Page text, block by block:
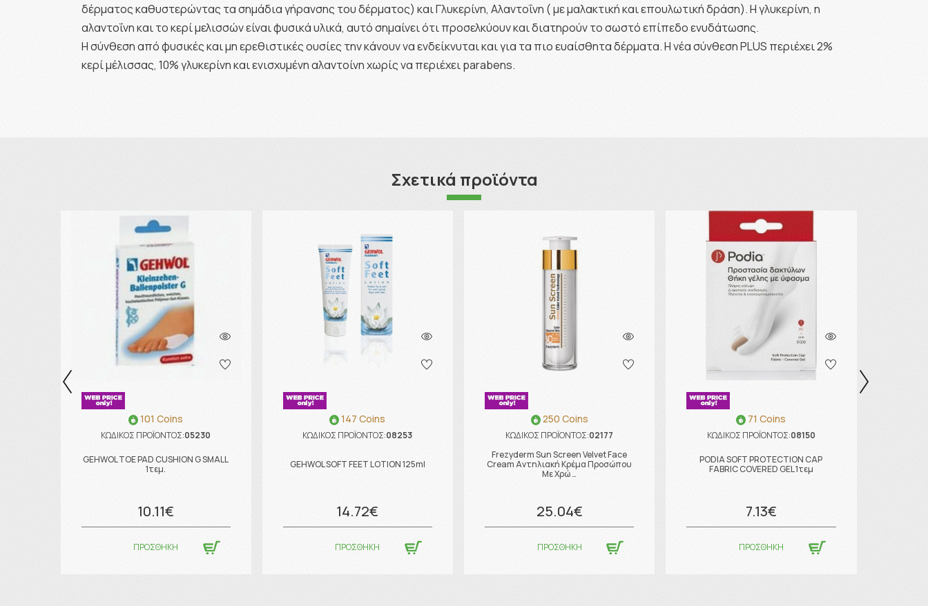
δέρματος καθυστερώντας τα σημάδια γήρανσης του δέρματος) και Γλυκερίνη, Αλαντοΐνη ( με μαλακτική και επουλωτική δράση). Η γλυκερίνη, η
αλαντοΐνη και το κερί μελισσών είναι φυσικά υλικά, αυτό σημαίνει ότι προσελκύουν και διατηρούν το σωστό επίπεδο ενυδάτωσης.
Η σύνθεση από φυσικές και μη ερεθιστικές ουσίες την κάνουν να ενδείκνυται και για τα πιο ευαίσθητα δέρματα. Η νέα σύνθεση PLUS περιέχει 2%
κερί μέλισσας, 10% γλυκερίνη και ενισχυμένη αλαντοίνη χωρίς να περιέχει parabens.
Σχετικά προϊόντα
101 Coins
ΚΩΔΙΚΟΣ ΠΡΟΪΟΝΤΟΣ:05230
GEHWOL TOE PAD CUSHION G SMALL
1τεμ.
10.11€
ΠΡΟΣΘΗΚΗ
147 Coins
ΚΩΔΙΚΟΣ ΠΡΟΪΟΝΤΟΣ:08253
GEHWOL SOFT FEET LOTION 125ml
14.72€
ΠΡΟΣΘΗΚΗ
250 Coins
ΚΩΔΙΚΟΣ ΠΡΟΪΟΝΤΟΣ:02177
Frezyderm Sun Screen Velvet Face
Cream Αντηλιακή Κρέμα Προσώπου
Με Χρώ …
25.04€
ΠΡΟΣΘΗΚΗ
71 Coins
ΚΩΔΙΚΟΣ ΠΡΟΪΟΝΤΟΣ:08150
PODIA SOFT PROTECTION CAP
FABRIC COVERED GEL 1τεμ
7.13€
ΠΡΟΣΘΗΚΗ